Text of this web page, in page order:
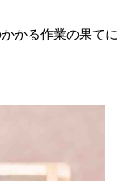
かる作業の果てに